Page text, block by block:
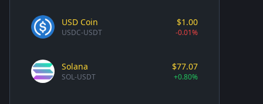
USD Coin
USDC-USDT
$1.00
-0.01%
Solana
SOL-USDT
$77.07
+0.80%